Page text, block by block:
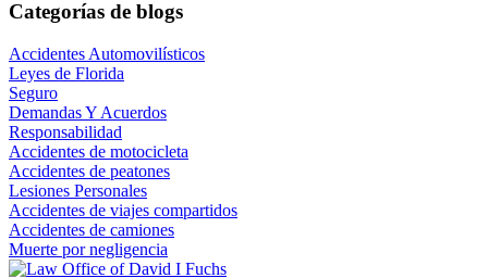
Categorías de blogs
Accidentes Automovilísticos
Leyes de Florida
Seguro
Demandas Y Acuerdos
Responsabilidad
Accidentes de motocicleta
Accidentes de peatones
Lesiones Personales
Accidentes de viajes compartidos
Accidentes de camiones
Muerte por negligencia